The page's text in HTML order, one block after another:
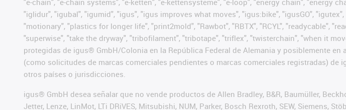
"iglidur", "igubal", "igumid", "igus", "igus improves what moves", "igus:bike", "igusGO",
"motionary", "plastics for longer life", "print2mold", "Rawbot", "RBTX", "RCYL", "readycable",
"superwise", "take the dryway", "tribofilament", "tribotape", "triflex", "twisterchain", "when it
protegidas de igus® GmbH/Colonia en la República Federal de Alemania y posiblemente
(como solicitudes de marcas comerciales pendientes o marcas comerciales registradas) de
otros países o jurisdicciones.
igus® GmbH desea señalar que no vende productos de Allen Bradley, B&R, Baumüller,
Jetter, Lenze, LinMot, LTi DRiVES, Mitsubishi, NUM, Parker, Bosch Rexroth, SEW, Siemens,